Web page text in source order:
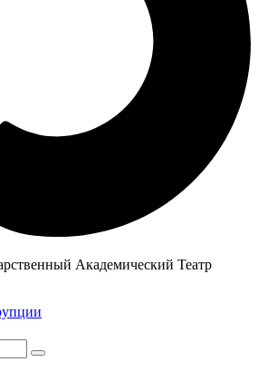
Академический Театр